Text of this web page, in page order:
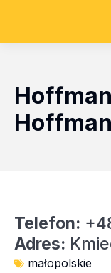
Telefon:
Adres:
małopolskie